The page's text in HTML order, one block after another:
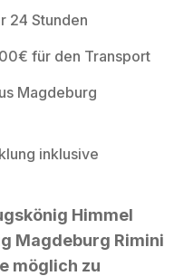
24 Stunden
für den Transport
Magdeburg
inklusive
Himmel
Magdeburg Rimini
möglich zu